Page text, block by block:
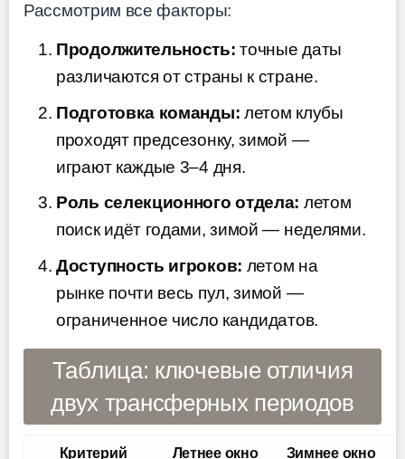
Рассмотрим все факторы:
Продолжительность: точные даты
различаются от страны к стране.
Подготовка команды: летом клубы
проходят предсезонку, зимой —
играют каждые 3–4 дня.
Роль селекционного отдела: летом
поиск идёт годами, зимой — неделями.
Доступность игроков: летом на
рынке почти весь пул, зимой —
ограниченное число кандидатов.
Таблица: ключевые отличия
двух трансферных периодов
Критерий Летнее окно Зимнее окно